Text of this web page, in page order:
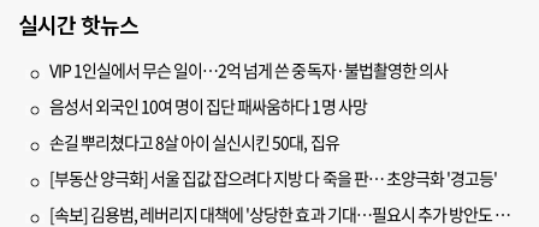
실시간 핫뉴스
VIP 1인실에서 무슨 일이…2억 넘게 쓴 중독자·불법촬영한 의사
음성서 외국인 10여 명이 집단 패싸움하다 1명 사망
손길 뿌리쳤다고 8살 아이 실신시킨 50대, 집유
[부동산 양극화] 서울 집값 잡으려다 지방 다 죽을 판… 초양극화 '경고등'
[속보] 김용범, 레버리지 대책에 '상당한 효과 기대…필요시 추가 방안도 검토'